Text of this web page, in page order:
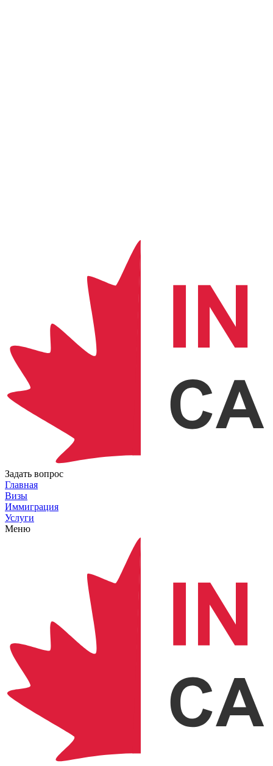
Задать вопрос
Главная
Визы
Иммиграция
Услуги
Меню